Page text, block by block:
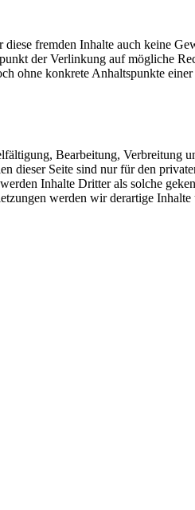
fremden Inhalte auch keine
der Verlinkung auf mögliche
ohne konkrete Anhaltspunkte
Bearbeitung, Verbreitung
dieser Seite sind nur für den
Inhalte Dritter als solche
werden wir derartige Inhalte